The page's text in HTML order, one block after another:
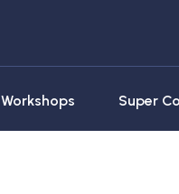
Workshops Super